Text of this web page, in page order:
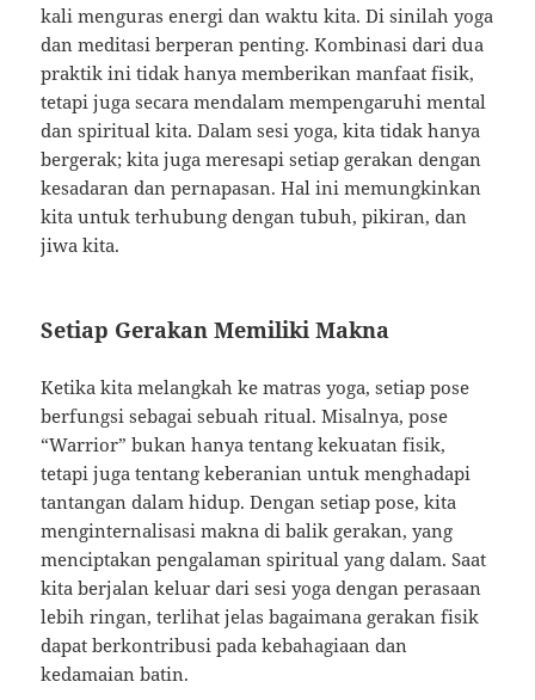
kali menguras energi dan waktu kita. Di sinilah yoga
dan meditasi berperan penting. Kombinasi dari dua
praktik ini tidak hanya memberikan manfaat fisik,
tetapi juga secara mendalam mempengaruhi mental
dan spiritual kita. Dalam sesi yoga, kita tidak hanya
bergerak; kita juga meresapi setiap gerakan dengan
kesadaran dan pernapasan. Hal ini memungkinkan
kita untuk terhubung dengan tubuh, pikiran, dan
jiwa kita.
Setiap Gerakan Memiliki Makna
Ketika kita melangkah ke matras yoga, setiap pose
berfungsi sebagai sebuah ritual. Misalnya, pose
“Warrior” bukan hanya tentang kekuatan fisik,
tetapi juga tentang keberanian untuk menghadapi
tantangan dalam hidup. Dengan setiap pose, kita
menginternalisasi makna di balik gerakan, yang
menciptakan pengalaman spiritual yang dalam. Saat
kita berjalan keluar dari sesi yoga dengan perasaan
lebih ringan, terlihat jelas bagaimana gerakan fisik
dapat berkontribusi pada kebahagiaan dan
kedamaian batin.